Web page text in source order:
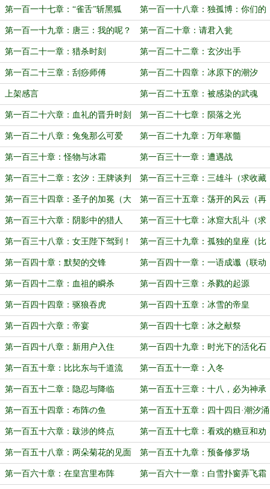
第一百一十七章：“雀舌”斩黑狐 第一百一十八章：独孤博：你们的
仙草快递到了
第一百一十九章：唐三：我的呢？ 第一百二十章：请君入瓮
第一百二十一章：猎杀时刻 第一百二十二章：玄汐出手
第一百二十三章：刮痧师傅 第一百二十四章：冰原下的潮汐
上架感言 第一百二十五章：被感染的武魂
第一百二十六章：血礼的晋升时刻 第一百二十七章：陨落之光
第一百二十八章：兔兔那么可爱 第一百二十九章：万年寒髓
第一百三十章：怪物与冰霜 第一百三十一章：遭遇战
第一百三十二章：玄汐：王牌谈判
家申请出战（求订阅和收藏~）
第一百三十三章：三雄斗（求收藏
和订阅~）
第一百三十四章：圣子的加冕（大
大们，求订阅~）
第一百三十五章：荡开的风云（再
来一遍，求订阅~~）
第一百三十六章：阴影中的猎人 第一百三十七章：冰窟大乱斗（求
订阅~）
第一百三十八章：女王陛下驾到！ 第一百三十九章：孤独的皇座（比
比东の登场 求订阅~）
第一百四十章：默契的交锋 第一百四十一章：一语成谶（联动
第二卷·第二十四章《今日欧皇》）
第一百四十二章：血祖的瞬杀 第一百四十三章：杀戮的起源
第一百四十四章：驱狼吞虎 第一百四十五章：冰雪的帝皇
第一百四十六章：帝宴 第一百四十七章：冰之献祭
第一百四十八章：新用户入住 第一百四十九章：时光下的活化石
第一百五十章：比比东与千道流 第一百五十一章：入冬
第一百五十二章：隐忍与降临 第一百五十三章：十八，必为神承
第一百五十四章：布阵の鱼 第一百五十五章：四十四日·潮汐涌
动
第一百五十六章：跋涉的终点 第一百五十七章：看戏的糖豆和劝
架的香肠
第一百五十八章：两朵菊花的见面 第一百五十九章：预备修罗场
第一百六十章：在皇宫里布阵 第一百六十一章：白雪扑窗弄飞霜